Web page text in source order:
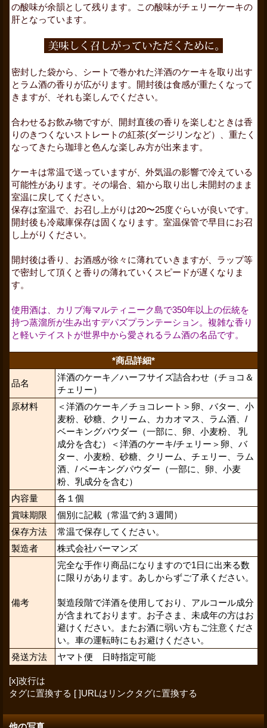
の酸味が余韻として残ります。この酸味がチェリーケーキの
肝となっています。
密封した袋から、シートで巻かれた洋酒のケーキを取り出す
とラム酒の香りが広がります。開封後は食感が重たくなって
きますが、それも楽しんでください。
合わせるお飲み物ですが、開封直後の香りを楽しむときは香
りのきつくないストレートの紅茶(ダージリンなど）、重たく
なってきたら珈琲と色んな楽しみ方が出来ます。
ケーキは常温で送っていますが、外気温の影響で冷えている
可能性があります。その場合、箱から取り出し未開封のまま
室温に戻してください。
保存は室温で、お召し上がりは20〜25度ぐらいが良いです。
開封後も冷蔵庫保存は固くなります。室温保管で早目にお召
し上がりください。
開封後は香り、お酒感が徐々に薄れていきますが、ラップ等
で密封して頂くと香りの薄れていくスピードが遅くなりま
す。
使用酒は、カリブ海マルティニーク島で350年以上の伝統を
持つ蒸溜所が生み出すデパズプランテーション。複雑な香り
と軽いテイストが世界中から愛されるラム酒の名品です。
*商品詳細*
品名
洋酒のケーキ／ハーフサイズ詰合わせ（チョコ＆
チェリー）
原材料
＜洋酒のケーキ／チョコレート＞卵、バター、小
麦粉、砂糖、クリーム、カカオマス、ラム酒、/
ベーキングパウダー（一部に、卵、小麦粉、 乳
成分を含む）＜洋酒のケーキ/チェリー＞ 卵、バ
ター、小麦粉、砂糖、クリーム、チェリー、ラム
酒、 / ベーキングパウダー（一部に、卵、小麦
粉、乳成分を含む）
内容量
各１個
賞味期限
個別に記載（常温で約３週間）
保存方法
常温で保存してください。
製造者
株式会社バーマンズ
備考
完全な手作り商品になりますので1日に出来る数
に限りがあります。あしからずご了承ください。
製造段階で洋酒を使用しており、アルコール成分
が含まれております。お子さま、未成年の方はお
避けください。またお酒に弱い方もご注意くださ
い。車の運転時にもお避けください。
発送方法
ヤマト便 日時指定可能
[x]改行は
タグに置換する [ ]URLはリンクタグに置換する